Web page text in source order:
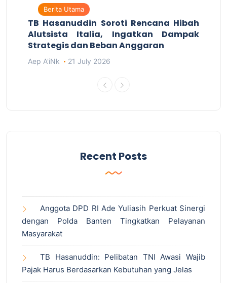
Berita Utama
TB Hasanuddin Soroti Rencana Hibah
Alutsista Italia, Ingatkan Dampak
Strategis dan Beban Anggaran
Aep A'iNk 21 July 2026
Recent Posts
Anggota DPD RI Ade Yuliasih Perkuat Sinergi
dengan Polda Banten Tingkatkan Pelayanan
Masyarakat
TB Hasanuddin: Pelibatan TNI Awasi Wajib
Pajak Harus Berdasarkan Kebutuhan yang Jelas